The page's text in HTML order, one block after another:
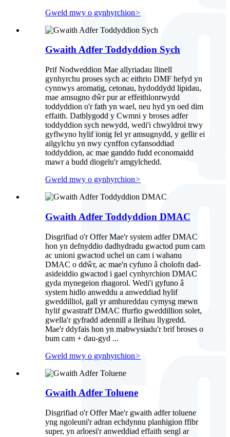
Gweld mwy o gynhyrchion>
Gwaith Adfer Toddyddion Sych
Prif Nodweddion Mae allyriadau llinell
gynhyrchu proses sych ac eithrio DMF hefyd yn
cynnwys aromatig, cetonau, hydoddydd lipidau,
mae amsugno dŵr pur ar effeithlonrwydd
toddyddion o'r fath yn wael, neu hyd yn oed dim
effaith. Datblygodd y Cwmni y broses adfer
toddyddion sych newydd, wedi'i chwyldroi trwy
gyflwyno hylif ïonig fel yr amsugnydd, y gellir ei
ailgylchu yn nwy cynffon cyfansoddiad
toddyddion, ac mae ganddo fudd economaidd
mawr a budd diogelu'r amgylchedd.
Gweld mwy o gynhyrchion>
Gwaith Adfer Toddyddion DMAC
Disgrifiad o'r Offer Mae'r system adfer DMAC
hon yn defnyddio dadhydradu gwactod pum cam
ac unioni gwactod uchel un cam i wahanu
DMAC o ddŵr, ac mae'n cyfuno â cholofn dad-
asideiddio gwactod i gael cynhyrchion DMAC
gyda mynegeion rhagorol. Wedi'i gyfuno â
system hidlo anweddu a anweddiad hylif
gweddilliol, gall yr amhureddau cymysg mewn
hylif gwastraff DMAC ffurfio gweddillion solet,
gwella'r gyfradd adennill a lleihau llygredd.
Mae'r ddyfais hon yn mabwysiadu'r brif broses o
bum cam + dau-gyd ...
Gweld mwy o gynhyrchion>
Gwaith Adfer Toluene
Disgrifiad o'r Offer Mae'r gwaith adfer toluene
yng ngoleuni'r adran echdynnu planhigion ffibr
super, yn arloesi'r anweddiad effaith sengl ar